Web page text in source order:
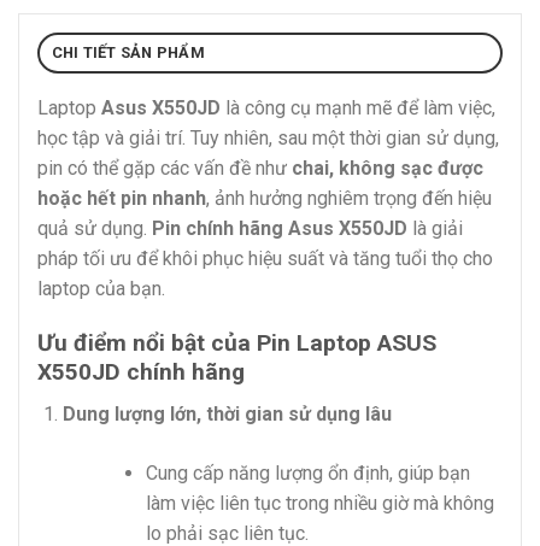
CHI TIẾT SẢN PHẨM
Laptop Asus X550JD là công cụ mạnh mẽ để làm việc,
học tập và giải trí. Tuy nhiên, sau một thời gian sử dụng,
pin có thể gặp các vấn đề như chai, không sạc được
hoặc hết pin nhanh, ảnh hưởng nghiêm trọng đến hiệu
quả sử dụng. Pin chính hãng Asus X550JD là giải
pháp tối ưu để khôi phục hiệu suất và tăng tuổi thọ cho
laptop của bạn.
Ưu điểm nổi bật của Pin Laptop ASUS
X550JD chính hãng
Dung lượng lớn, thời gian sử dụng lâu
Cung cấp năng lượng ổn định, giúp bạn
làm việc liên tục trong nhiều giờ mà không
lo phải sạc liên tục.